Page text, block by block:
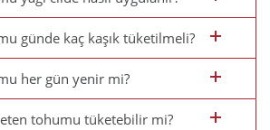
günde kaç kaşık tüketilmeli?
her gün yenir mi?
tohumu tüketebilir mi?